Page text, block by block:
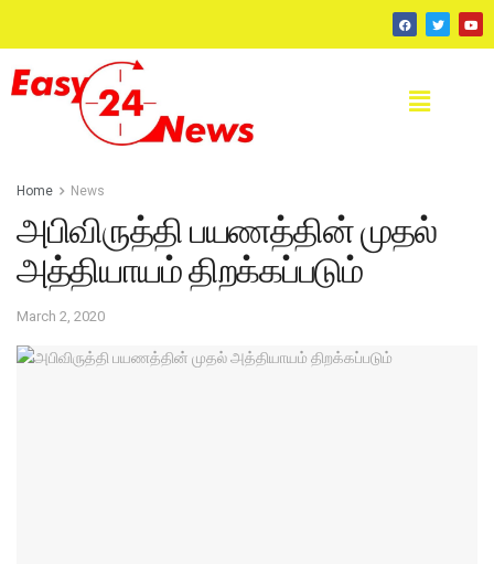
Home News
அபிவிருத்தி பயணத்தின் முதல்
அத்தியாயம் திறக்கப்படும்
March 2, 2020